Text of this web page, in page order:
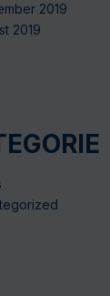
2019
2019